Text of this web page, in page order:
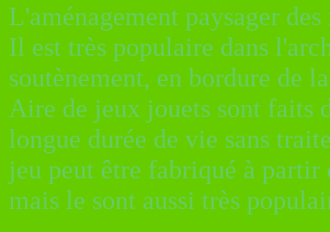
L'aménagement paysager
Il est très populaire dans
soutènement, en bordure de
Aire de jeux jouets sont faits
longue durée de vie sans
jeu peut être fabriqué à
mais le sont aussi très